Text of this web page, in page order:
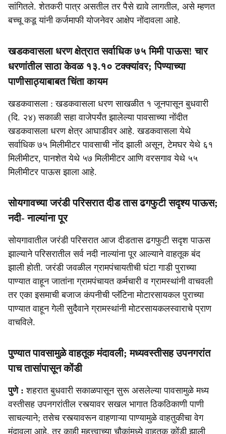
सांगितले. शेतकरी पात्र असतील तर पैसे द्यावे लागतील, असे म्हणत
बच्चू कडू यांनी कर्जमाफी योजनेवर आक्षेप नोंदावला आहे.
खडकवासला धरण क्षेत्रात सर्वाधिक ७५ मिमी पाऊस! चार
धरणांतील साठा केवळ १३.१० टक्क्यांवर; पिण्याच्या
पाणीसाठ्याबाबत चिंता कायम
खडकवासला : खडकवासला धरण साखळीत १ जूनपासून बुधवारी
(दि. २४) सकाळी सहा वाजेपर्यंत झालेल्या पावसाच्या नोंदीत
खडकवासला धरण क्षेत्र आघाडीवर आहे. खडकवासला येथे
सर्वाधिक ७५ मिलीमीटर पावसाची नोंद झाली असून, टेमघर येथे ६१
मिलीमीटर, पानशेत येथे ५७ मिलीमीटर आणि वरसगाव येथे ५५
मिलीमीटर पाऊस झाला आहे.
सोयगावच्या जरंडी परिसरात दीड तास ढगफुटी सदृश्य पाऊस;
नदी- नाल्यांना पूर
सोयगावातील जरंडी परिसरात आज दीडतास ढगफुटी सदृश पाऊस
झाल्याने परिसरातील सर्व नदी नाल्यांना पूर आल्याने वाहतूक बंद
झाली होती. जरंडी जवळील ग्रामपंचायतीची घंटा गाडी पुराच्या
पाण्यात वाहून जातांना ग्रामपंचायत कर्मचारी व ग्रामस्थांनी वाचवली
तर एका इसमाची बजाज कंपनीची प्लॅटिना मोटारसायकल पुराच्या
पाण्यात वाहून गेली सुदैवाने ग्रामस्थांनी मोटरसायकलस्वाराचे प्राण
वाचविले.
पुण्यात पावसामुळे वाहतूक मंदावली; मध्यवस्तीसह उपनगरांत
पाच तासांपासून कोंडी
पुणे : शहरात बुधवारी सकाळपासून सुरू असलेल्या पावसामुळे मध्य
वस्तीसह उपनगरांतील रस्त्यावर सखल भागात ठिकठिकाणी पाणी
साचल्याने; तसेच रस्त्यावरून वाहणाऱ्या पाण्यामुळे वाहतुकीचा वेग
मंदावला आहे. तर काही महत्त्वाच्या चौकांमध्ये वाहतूक कोंडी झाली